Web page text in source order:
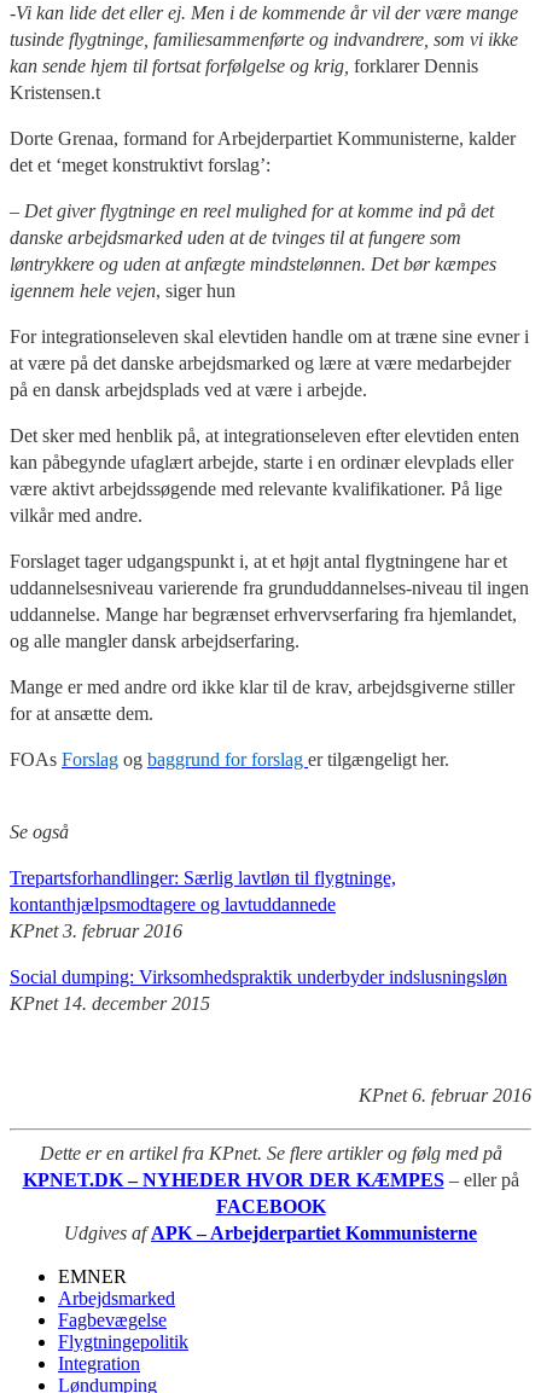
-Vi kan lide det eller ej. Men i de kommende år vil der være mange
tusinde flygtninge, familiesammenførte og indvandrere, som vi ikke
kan sende hjem til fortsat forfølgelse og krig, forklarer Dennis
Kristensen.t
Dorte Grenaa, formand for Arbejderpartiet Kommunisterne, kalder
det et ‘meget konstruktivt forslag’:
– Det giver flygtninge en reel mulighed for at komme ind på det
danske arbejdsmarked uden at de tvinges til at fungere som
løntrykkere og uden at anfægte mindstelønnen. Det bør kæmpes
igennem hele vejen, siger hun
For integrationseleven skal elevtiden handle om at træne sine evner i
at være på det danske arbejdsmarked og lære at være medarbejder
på en dansk arbejdsplads ved at være i arbejde.
Det sker med henblik på, at integrationseleven efter elevtiden enten
kan påbegynde ufaglært arbejde, starte i en ordinær elevplads eller
være aktivt arbejdssøgende med relevante kvalifikationer. På lige
vilkår med andre.
Forslaget tager udgangspunkt i, at et højt antal flygtningene har et
uddannelsesniveau varierende fra grunduddannelses-niveau til ingen
uddannelse. Mange har begrænset erhvervserfaring fra hjemlandet,
og alle mangler dansk arbejdserfaring.
Mange er med andre ord ikke klar til de krav, arbejdsgiverne stiller
for at ansætte dem.
FOAs Forslag og baggrund for forslag er tilgængeligt her.
Se også
Trepartsforhandlinger: Særlig lavtløn til flygtninge,
kontanthjælpsmodtagere og lavtuddannede
KPnet 3. februar 2016
Social dumping: Virksomhedspraktik underbyder indslusningsløn
KPnet 14. december 2015
KPnet 6. februar 2016
Dette er en artikel fra KPnet. Se flere artikler og følg med på
KPNET.DK – NYHEDER HVOR DER KÆMPES – eller på
FACEBOOK
Udgives afAPK – Arbejderpartiet Kommunisterne
EMNER
Arbejdsmarked
Fagbevægelse
Flygtningepolitik
Integration
Løndumping